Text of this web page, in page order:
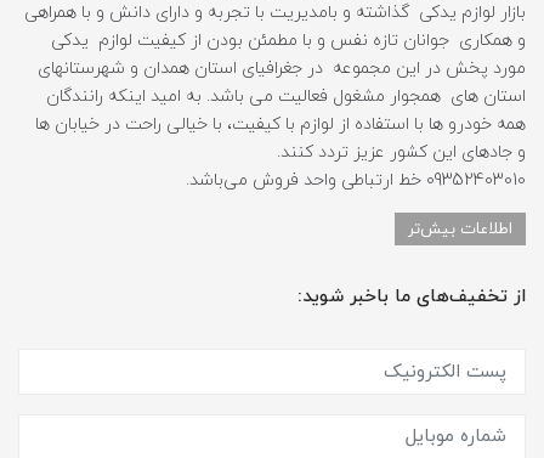
بازار لوازم یدکی گذاشته و بامدیریت با تجربه و دارای دانش و با همراهی
و همکاری جوانان تازه نفس و با مطمئن بودن از کیفیت لوازم یدکی
مورد پخش در این مجموعه در جغرافیای استان همدان و شهرستانهای
استان های همجوار مشغول فعالیت می باشد. به امید اینکه رانندگان
همه خودرو ها با استفاده از لوازم با کیفیت، با خیالی راحت در خیابان ها
و جادهای این کشور عزیز تردد کنند.
09352403010 خط ارتباطی واحد فروش می‌باشد.
اطلاعات بیش‌تر
از تخفیف‌های ما باخبر شوید: